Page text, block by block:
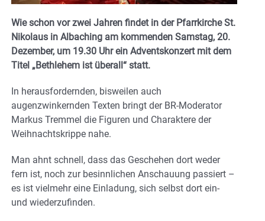
Wie schon vor zwei Jahren findet in der Pfarrkirche St.
Nikolaus in Albaching am kommenden Samstag, 20.
Dezember, um 19.30 Uhr ein Adventskonzert mit dem
Titel „Bethlehem ist überall“ statt.
In herausfordernden, bisweilen auch
augenzwinkernden Texten bringt der BR-Moderator
Markus Tremmel die Figuren und Charaktere der
Weihnachtskrippe nahe.
Man ahnt schnell, dass das Geschehen dort weder
fern ist, noch zur besinnlichen Anschauung passiert –
es ist vielmehr eine Einladung, sich selbst dort ein-
und wiederzufinden.